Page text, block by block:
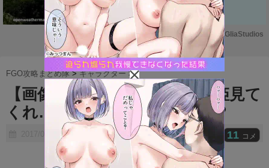
M
u
t
e
Powered by GliaStudios
FGO攻略まとめ隊 >キャラクター >
【画像】FGOアーケードの清姫見て
くれ…こいつ、どう思う？？？
2017/08/04 11 コメ